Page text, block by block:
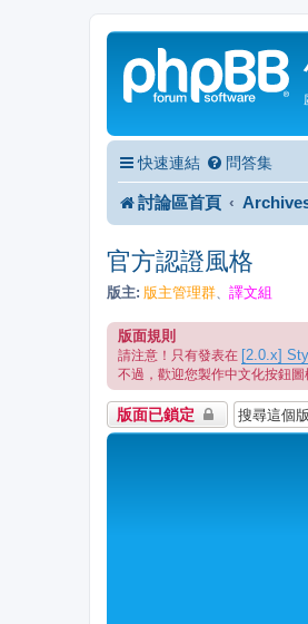
快速連結 問答集
討論區首頁
官方認證風格
版主: 版主管理群 譯文組
版面規則
請注意！只有發表在 [2.0.x]
不過，歡迎您製作中文化按鈕圖
版面已鎖定